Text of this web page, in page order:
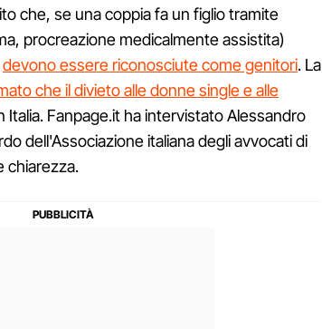
che, se una coppia fa un figlio tramite
procreazione medicalmente assistita)
devono essere riconosciute come genitori. La
che il divieto alle donne single e alle
Italia. Fanpage.it ha intervistato Alessandro
dell'Associazione italiana degli avvocati di
chiarezza.